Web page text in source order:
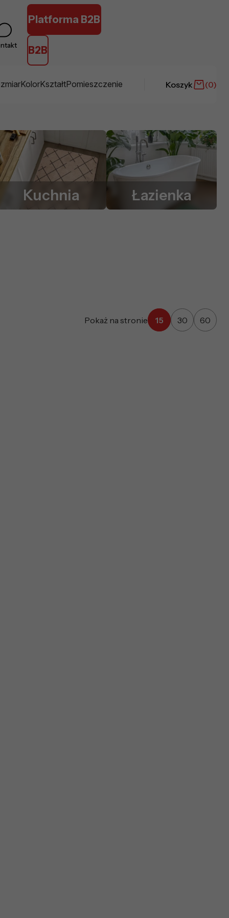
Platforma B2B
B2B
KolorKształtPomieszczenie Koszyk (0)
Kuchnia Łazienka
Pokaż na stronie 15 30 60